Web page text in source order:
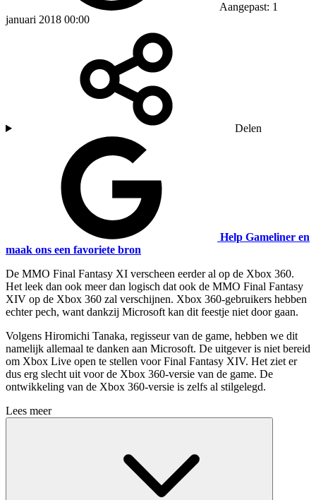
Aangepast: 1
januari 2018 00:00
Delen
Help Gameliner en
maak ons een favoriete bron
De MMO Final Fantasy XI verscheen eerder al op de Xbox 360.
Het leek dan ook meer dan logisch dat ook de MMO Final Fantasy
XIV op de Xbox 360 zal verschijnen. Xbox 360-gebruikers hebben
echter pech, want dankzij Microsoft kan dit feestje niet door gaan.
Volgens Hiromichi Tanaka, regisseur van de game, hebben we dit
namelijk allemaal te danken aan Microsoft. De uitgever is niet bereid
om Xbox Live open te stellen voor Final Fantasy XIV. Het ziet er
dus erg slecht uit voor de Xbox 360-versie van de game. De
ontwikkeling van de Xbox 360-versie is zelfs al stilgelegd.
Lees meer